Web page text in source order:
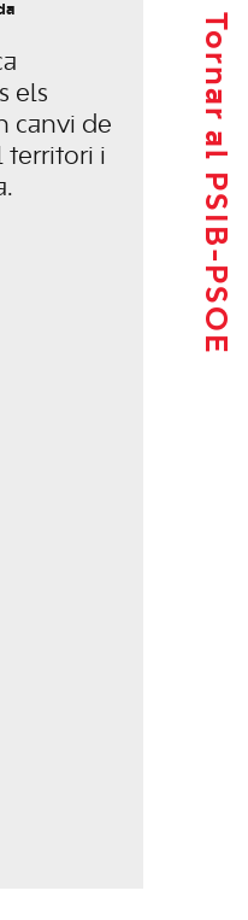
Tornar al PSIB-PSOE
els
canvi de
territori i